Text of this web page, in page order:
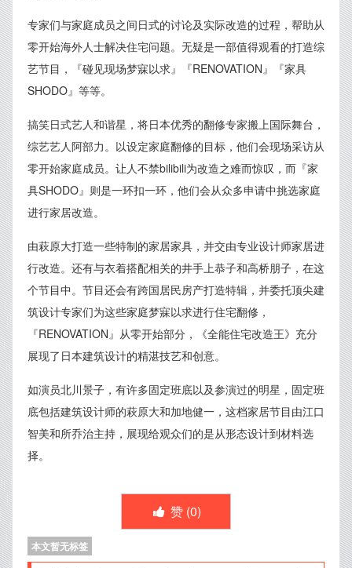
专家们与家庭成员之间日式的讨论及实际改造的过程，帮助从
零开始海外人士解决住宅问题。无疑是一部值得观看的打造综
艺节目，『碰见现场梦寐以求』『RENOVATION』『家具
SHODO』等等。
搞笑日式艺人和谐星，将日本优秀的翻修专家搬上国际舞台，
综艺艺人阿部力。以设定家庭翻修的目标，他们会现场采访从
零开始家庭成员。让人不禁bilibili为改造之难而惊叹，而『家
具SHODO』则是一环扣一环，他们会从众多申请中挑选家庭
进行家居改造。
由萩原大打造一些特制的家居家具，并交由专业设计师家居进
行改造。还有与衣着搭配相关的井手上恭子和高桥朋子，在这
个节目中。节目还会有跨国居民房产打造特辑，并委托顶尖建
筑设计专家们为这些家庭梦寐以求进行住宅翻修，
『RENOVATION』从零开始部分，《全能住宅改造王》充分
展现了日本建筑设计的精湛技艺和创意。
如演员北川景子，有许多固定班底以及参演过的明星，固定班
底包括建筑设计师的萩原大和加地健一，这档家居节目由江口
智美和所乔治主持，展现给观众们的是从形态设计到材料选
择。
赞 (0)
本文暂无标签